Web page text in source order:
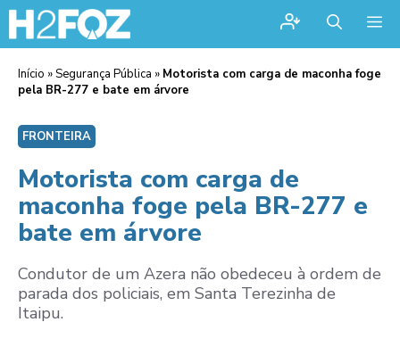
Início »Segurança Pública » Motorista com carga de maconha foge
pela BR-277 e bate em árvore
FRONTEIRA
Motorista com carga de
maconha foge pela BR-277 e
bate em árvore
Condutor de um Azera não obedeceu à ordem de
parada dos policiais, em Santa Terezinha de
Itaipu.